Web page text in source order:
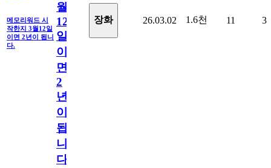
메모리워드 시
작한지 3월12일
이면 2년이 됩니
다.
월
12
일
이
면
2
년
이
됩
니
다.
장화 26.03.02 1.6천 11 3